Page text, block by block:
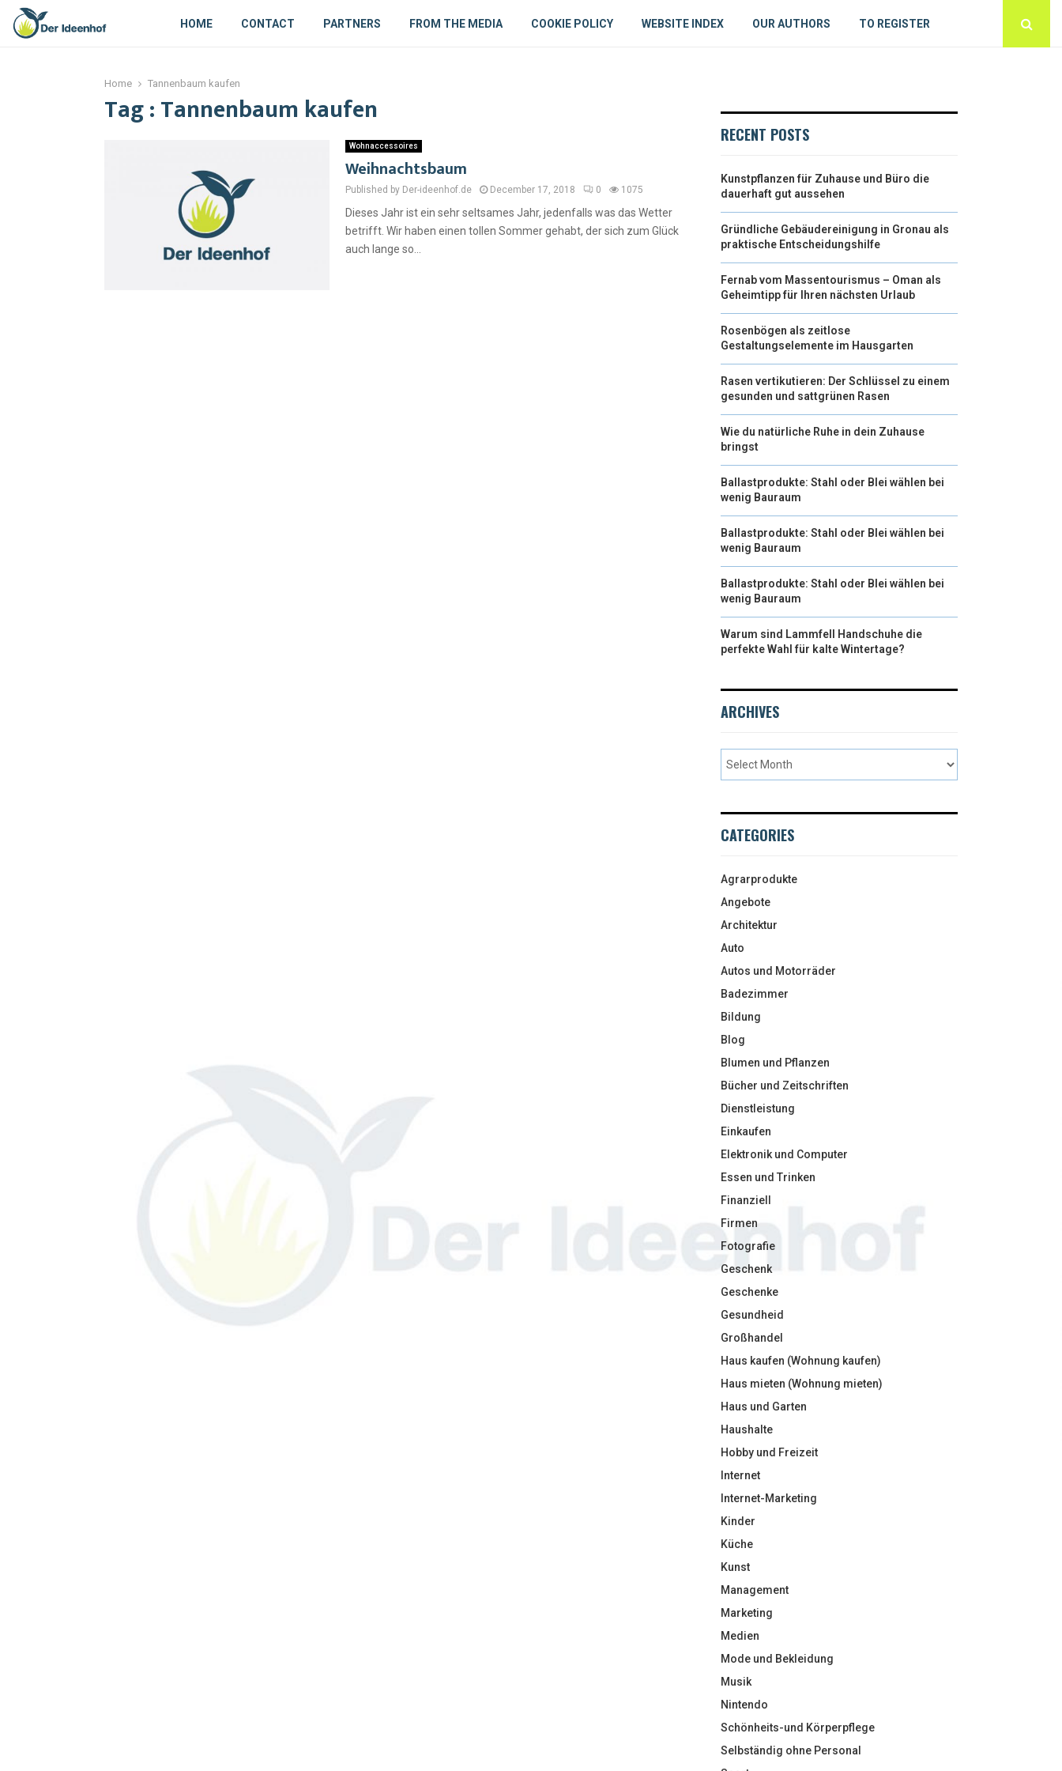
HOME CONTACT PARTNERS FROM THE MEDIA COOKIE POLICY WEBSITE INDEX OUR AUTHORS TO REGISTER
Home Tannenbaum kaufen
Tag : Tannenbaum kaufen
Wohnaccessoires
Weihnachtsbaum
Published by Der-ideenhof.de December 17, 2018 0 1075
Dieses Jahr ist ein sehr seltsames Jahr, jedenfalls was das Wetter
betrifft. Wir haben einen tollen Sommer gehabt, der sich zum Glück
auch lange so...
RECENT POSTS
Kunstpflanzen für Zuhause und Büro die
dauerhaft gut aussehen
Gründliche Gebäudereinigung in Gronau als
praktische Entscheidungshilfe
Fernab vom Massentourismus – Oman als
Geheimtipp für Ihren nächsten Urlaub
Rosenbögen als zeitlose
Gestaltungselemente im Hausgarten
Rasen vertikutieren: Der Schlüssel zu einem
gesunden und sattgrünen Rasen
Wie du natürliche Ruhe in dein Zuhause
bringst
Ballastprodukte: Stahl oder Blei wählen bei
wenig Bauraum
Ballastprodukte: Stahl oder Blei wählen bei
wenig Bauraum
Ballastprodukte: Stahl oder Blei wählen bei
wenig Bauraum
Warum sind Lammfell Handschuhe die
perfekte Wahl für kalte Wintertage?
ARCHIVES
CATEGORIES
Agrarprodukte
Angebote
Architektur
Auto
Autos und Motorräder
Badezimmer
Bildung
Blog
Blumen und Pflanzen
Bücher und Zeitschriften
Dienstleistung
Einkaufen
Elektronik und Computer
Essen und Trinken
Finanziell
Firmen
Fotografie
Geschenk
Geschenke
Gesundheid
Großhandel
Haus kaufen (Wohnung kaufen)
Haus mieten (Wohnung mieten)
Haus und Garten
Haushalte
Hobby und Freizeit
Internet
Internet-Marketing
Kinder
Küche
Kunst
Management
Marketing
Medien
Mode und Bekleidung
Musik
Nintendo
Schönheits-und Körperpflege
Selbständig ohne Personal